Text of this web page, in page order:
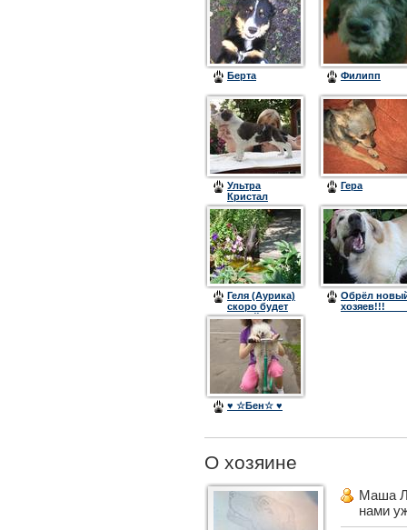
Берта Филипп
Ультра
Кристал
Цинтегро
(Барон)
Гера
Геля (Аурика)
скоро будет
мамой
Обрёл
♥ ☆Бен☆ ♥
О хозяине
Маша
нами